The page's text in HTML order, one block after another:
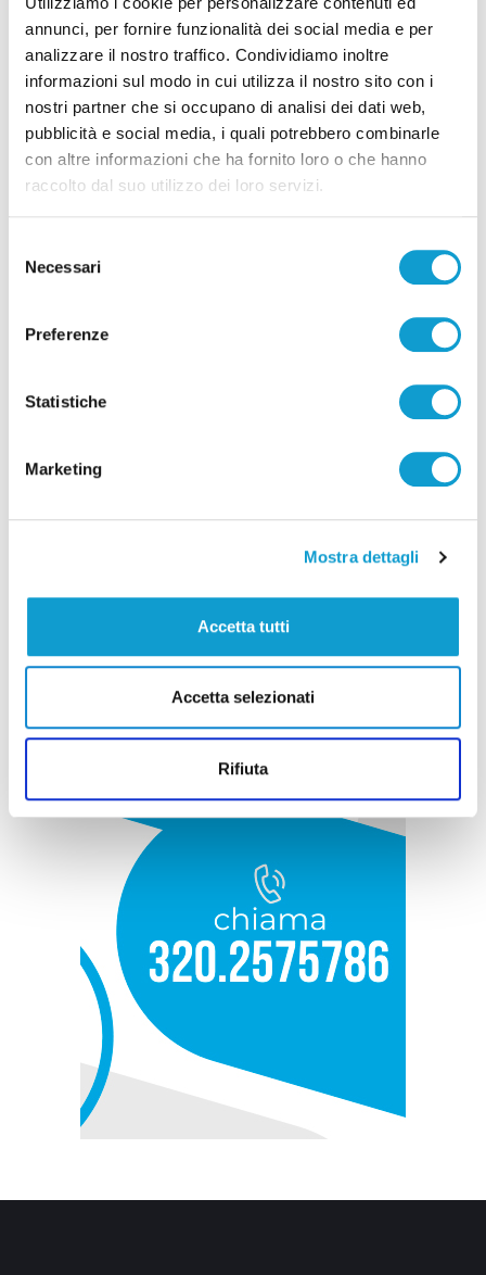
annunci, per fornire funzionalità dei social media e per
analizzare il nostro traffico. Condividiamo inoltre
informazioni sul modo in cui utilizza il nostro sito con i
nostri partner che si occupano di analisi dei dati web,
pubblicità e social media, i quali potrebbero combinarle
con altre informazioni che ha fornito loro o che hanno
raccolto dal suo utilizzo dei loro servizi.
delNecessari
Preferenze
Statistiche
Marketing
Mostra dettagli
Accetta tutti
Accetta selezionati
Rifiuta
Pubblicità